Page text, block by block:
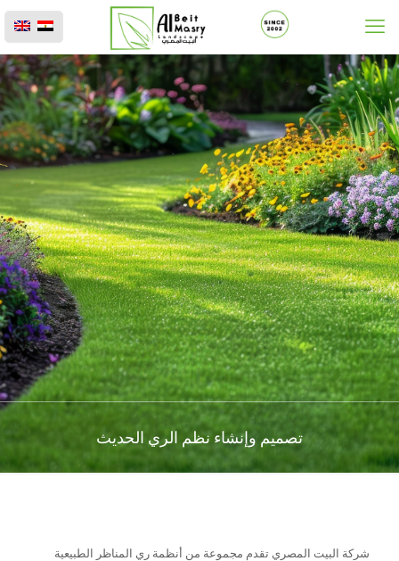
تصميم وإنشاء نظم الري الحديث
شركة البيت المصري تقدم مجموعة من أنظمة ري المناظر الطبيعية